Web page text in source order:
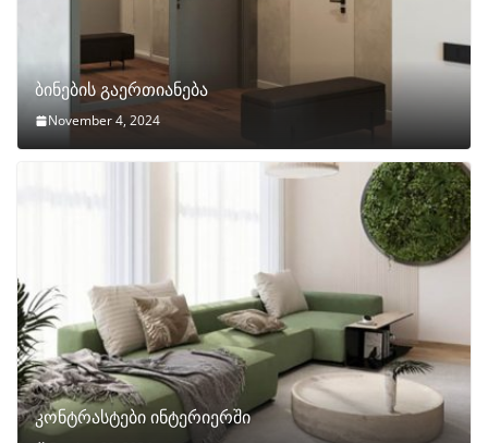
ბინების გაერთიანება
November 4, 2024
კონტრასტები ინტერიერში